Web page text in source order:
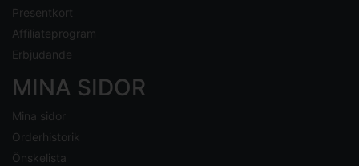
Presentkort
Affiliateprogram
Erbjudande
MINA SIDOR
Mina sidor
Orderhistorik
Önskelista